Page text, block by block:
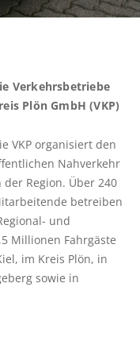
Lebrade
für ALFA-
der ALFA-
im Bereich
in
Landstraße in
Verkehrsbetriebe
Plön GmbH (VKP)
VKP organisiert den
Nahverkehr
der Region. Über 240
betreiben
und
Millionen Fahrgäste
im Kreis Plön, in
sowie in